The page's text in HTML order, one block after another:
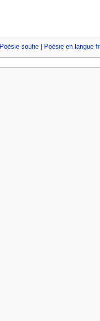
Poésie soufie| Poésie en langue